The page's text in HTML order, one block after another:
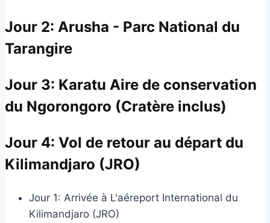
Jour 2: Arusha - Parc National du
Tarangire
Jour 3: Karatu Aire de conservation
du Ngorongoro (Cratère inclus)
Jour 4: Vol de retour au départ du
Kilimandjaro (JRO)
Jour 1: Arrivée à L'aéreport International du
Kilimandjaro (JRO)